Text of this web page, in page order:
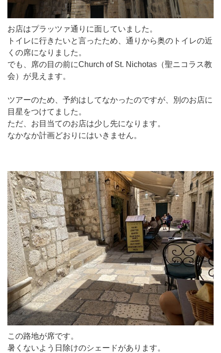
お店はプラッツァ通りに面していました。
トイレに行きたいと言ったため、通りから奥のトイレの近
くの席になりました。
でも、席の目の前にChurch of St. Nichotas（聖ニコラス教
会）が見えます。
ツアーのため、予約はしてなかったのですが、別のお店に
目星をつけてました。
ただ、お目当てのお店は少し先になります。
なかなか計画どおりにはいきません。
この路地が席です。
暑くないよう日除けのシェードがあります。